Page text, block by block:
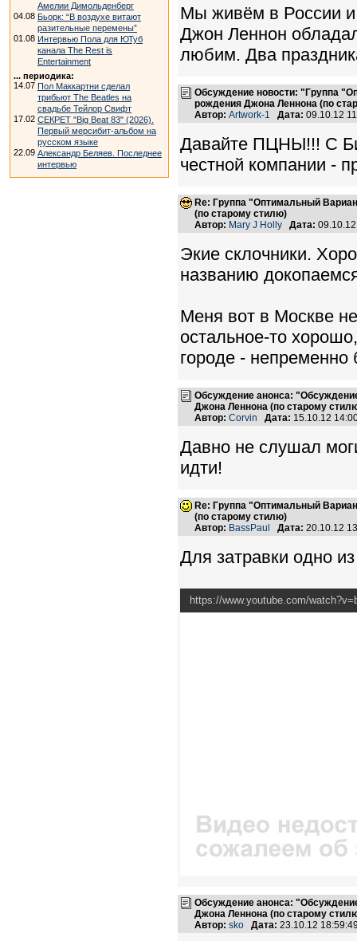
Амелии Димольденберг
04.08 Бьорк: “В воздухе витают
разительные перемены”
01.08 Интервью Пола для ЮТуб
канала The Rest is
Entertainment
... периодика:
14.07 Пол Маккартни сделал
трибьют The Beatles на
свадьбе Тейлор Свифт
17.02 СЕКРЕТ "Big Beat 83" (2026).
Первый мерсибит-альбом на
русском языке
22.09 Александр Беляев. Последнее
интервью
Мы живём в России и
Джон Леннон
любим. Два
Обсуждение новости: "Группа
рождения Джона Леннона (по
Автор: Artwork-1 Дата: 09.10.12
Давайте ПЦНЫ!!! С
честной компании -
Re: Группа "Оптимальный
(по старому стилю)
Автор: Mary J Holly Дата:
Экие склочники.
названию
Меня вот в Москве
остальное-то
городе -
Обсуждение анонса:
Джона Леннона (по старому
Автор: Corvin Дата: 15.10.12
Давно не слушал
идти!
Re: Группа "Оптимальный
(по старому стилю)
Автор: BassPaul Дата: 20.10.12
Для затравки одно
https://www.youtube.com/
Обсуждение анонса:
Джона Леннона (по старому
Автор: sko Дата: 23.10.12